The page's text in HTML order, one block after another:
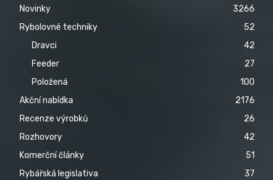
Novinky
3266
Rybolovné techniky
52
Dravci
42
Feeder
27
Položená
100
Akční nabídka
2176
Recenze výrobků
26
Rozhovory
42
Komerční články
51
Rybářská legislativa
37